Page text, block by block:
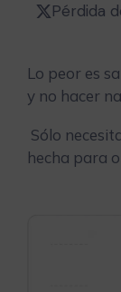
Pérdida
Lo peor es
y no hacer
Sólo
hecha para